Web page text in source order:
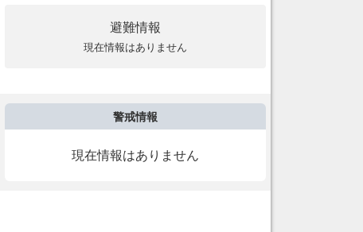
避難情報
現在情報はありません
警戒情報
現在情報はありません